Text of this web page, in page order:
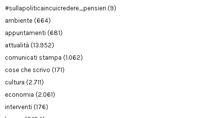
#sullapoliticaincuicredere_pensieri (9)
ambiente (664)
appuntamenti (681)
attualità (13.952)
comunicati stampa (1.062)
cose che scrivo (171)
cultura (2.711)
economia (2.061)
interventi (176)